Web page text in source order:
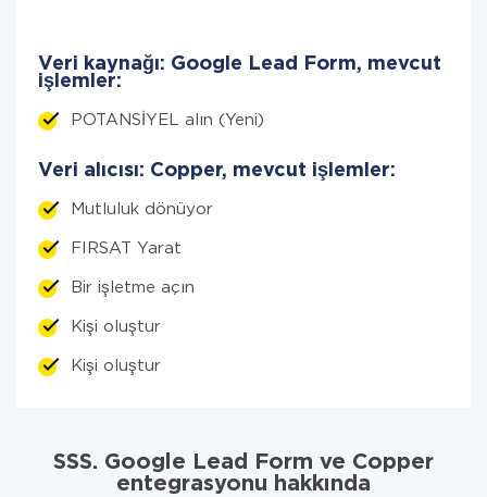
Veri kaynağı: Google Lead Form, mevcut
işlemler:
POTANSİYEL alın (Yeni)
Veri alıcısı: Copper, mevcut işlemler:
Mutluluk dönüyor
FIRSAT Yarat
Bir işletme açın
Kişi oluştur
Kişi oluştur
SSS. Google Lead Form ve Copper
entegrasyonu hakkında